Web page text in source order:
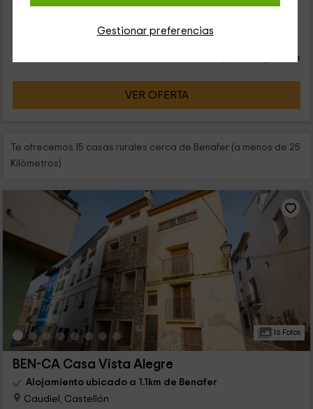
Gestionar preferencias
trata de una...
persona y noche
VER OFERTA
Te ofrecemos 15 casas rurales cerca de Benafer (a menos de 25
Kilómetros)
16 Fotos
BEN-CA Casa Vista Alegre
Alojamiento ubicado a 1.1km de Benafer
Caudiel, Castellón